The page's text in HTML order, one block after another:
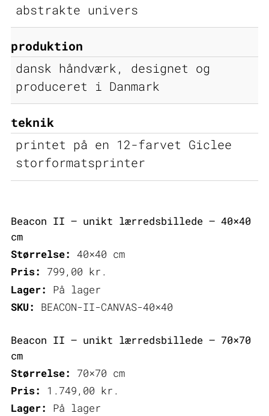
abstrakte univers
produktion
dansk håndværk, designet og
produceret i Danmark
teknik
printet på en 12-farvet Giclee
storformatsprinter
Beacon II – unikt lærredsbillede – 40×40
cm
Størrelse: 40×40 cm
Pris:
799,00 kr.
Lager:
På lager
SKU:
BEACON-II-CANVAS-40×40
Beacon II – unikt lærredsbillede – 70×70
cm
Størrelse:
70×70 cm
Pris:
1.749,00 kr.
Lager:
På lager